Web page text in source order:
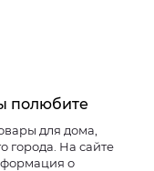
полюбите
для дома,
города. На сайте
о